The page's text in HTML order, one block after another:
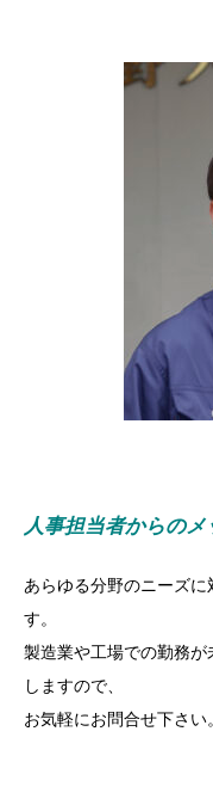
人事担当者からのメ
あらゆる分野のニーズ
す。
製造業や工場での勤務が
しますので、
お気軽にお問合せ下さい